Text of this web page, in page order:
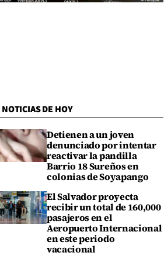
NOTICIAS DE HOY
Detienen a un joven
denunciado por intentar
reactivar la pandilla
Barrio 18 Sureños en
colonias de Soyapango
El Salvador proyecta
recibir un total de 160,000
pasajeros en el
Aeropuerto Internacional
en este periodo
vacacional